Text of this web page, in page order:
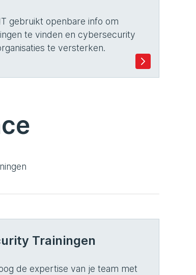
gebruikt openbare info om
te vinden en cybersecurity
te versterken.
Trainingen
de expertise van je team met